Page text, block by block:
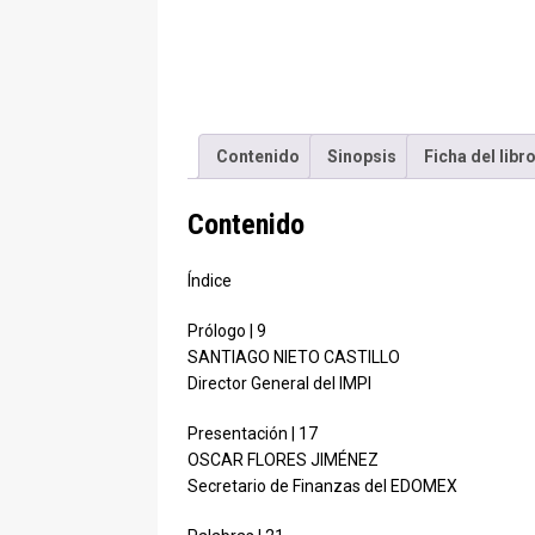
Contenido Sinopsis Ficha del libro
Contenido
Índice
Prólogo | 9
SANTIAGO NIETO CASTILLO
Director General del IMPI
Presentación | 17
OSCAR FLORES JIMÉNEZ
Secretario de Finanzas del EDOMEX